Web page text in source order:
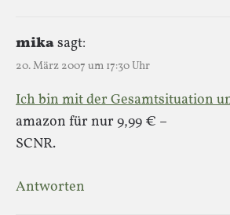
mikasagt:
20. März 2007 um 17:30 Uhr
Ich bin mit der Gesamtsituation
amazon für nur 9,99 € –
SCNR.
Antworten